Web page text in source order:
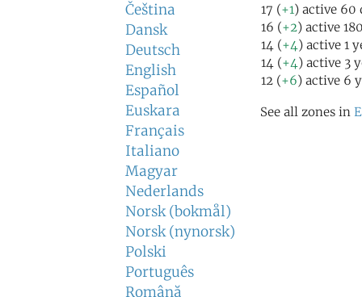
Čeština
Dansk
Deutsch
English
Español
Euskara
Français
Italiano
Magyar
Nederlands
Norsk (bokmål)
Norsk (nynorsk)
Polski
Português
Română
17 (+1) active 60
16 (+2) active
14 (+4) active 1
14 (+4) active 3
12 (+6) active 6
See all zones in